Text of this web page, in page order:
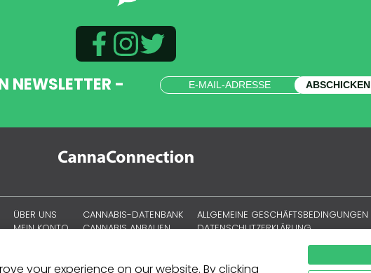
NEWSLETTER - ABSCHICKEN
ÜBER UNS
MEIN KONTO
CANNABIS-DATENBANK
CANNABIS ANBAUEN
ALLGEMEINE GESCHÄFTSBEDINGUNGEN
DATENSCHUTZERKLÄRUNG
your experience on our website. By clicking